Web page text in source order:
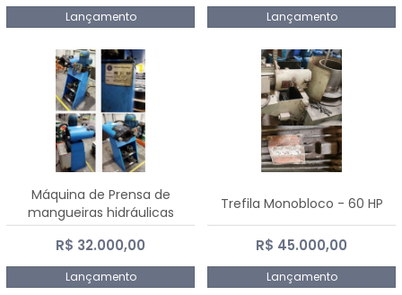
Lançamento Lançamento
Máquina de Prensa de
mangueiras hidráulicas
PE50TF - 2017
R$ 32.000,00
Lançamento
Trefila Monobloco - 60 HP
R$ 45.000,00
Lançamento